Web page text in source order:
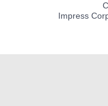
Impress